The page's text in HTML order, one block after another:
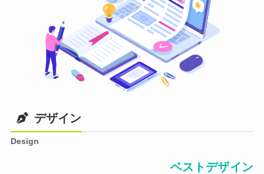
デザイン
Design
ベストデザイン